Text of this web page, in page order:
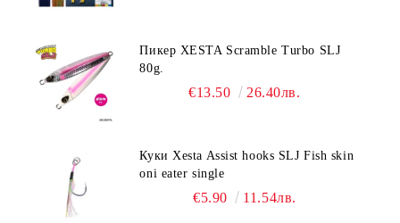
Пикер XESTA Scramble Turbo SLJ
80g.
€13.50 26.40лв.
Куки Xesta Assist hooks SLJ Fish skin
oni eater single
€5.90 11.54лв.